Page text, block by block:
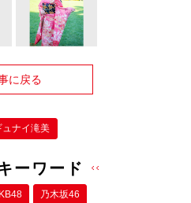
に戻る
ュナイ滝美
ーワード
乃木坂46